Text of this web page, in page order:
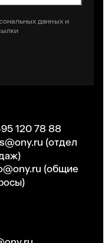
данных и
120 78 88
(отдел
(общие